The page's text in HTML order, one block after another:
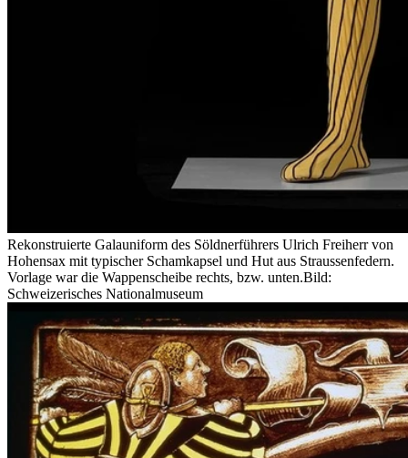
Rekonstruierte Galauniform des Söldnerführers Ulrich Freiherr von
Hohensax mit typischer Schamkapsel und Hut aus Straussenfedern.
Vorlage war die Wappenscheibe rechts, bzw. unten.Bild:
Schweizerisches Nationalmuseum